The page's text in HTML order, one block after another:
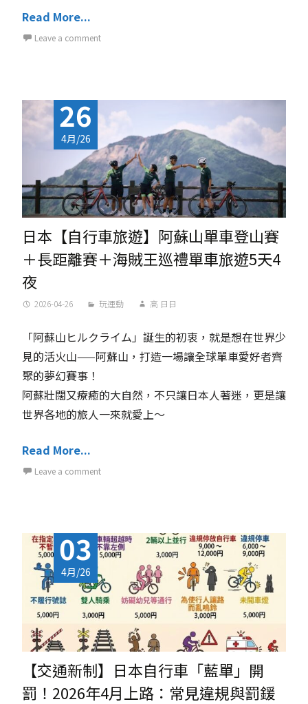
Read More...
Leave a comment
26
4月/26
日本【自行車旅遊】阿蘇山單車登山賽
＋長距離賽＋海賊王巡禮單車旅遊5天4
夜
2026-04-26 玩運動 高 日日
「阿蘇山ヒルクライム」誕生的初衷，就是想在世界少
見的活火山——阿蘇山，打造一場讓全球單車愛好者齊
聚的夢幻賽事！
阿蘇壯闊又療癒的大自然，不只讓日本人著迷，更是讓
世界各地的旅人一來就愛上～
Read More...
Leave a comment
03
4月/26
【交通新制】日本自行車「藍單」開
罰！2026年4月上路：常見違規與罰鍰